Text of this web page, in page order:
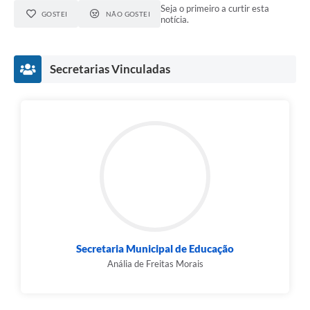
GOSTEI NÃO GOSTEI
Seja o primeiro a curtir esta
notícia.
Secretarias Vinculadas
Secretaria Municipal de Educação
Anália de Freitas Morais